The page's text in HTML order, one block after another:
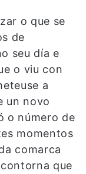
o que se
de
seu día e
o viu con
a
un novo
o número de
momentos
comarca
que